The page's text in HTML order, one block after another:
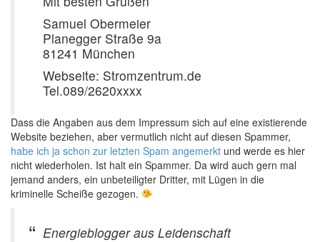
Samuel Obermeier
Planegger Straße 9a
81241 München
Webseite: Stromzentrum.de
Tel.089/2620xxxx
Dass die Angaben aus dem Impressum sich auf eine existierende
Website beziehen, aber vermutlich nicht auf diesen Spammer,
habe ich ja schon zur letzten Spam angemerkt und werde es hier
nicht wiederholen. Ist halt ein Spammer. Da wird auch gern mal
jemand anders, ein unbeteiligter Dritter, mit Lügen in die
kriminelle Scheiße gezogen.
Energieblogger aus Leidenschaft